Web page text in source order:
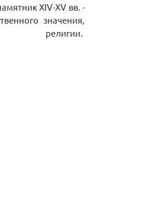
XIV-XV вв. -
значения,